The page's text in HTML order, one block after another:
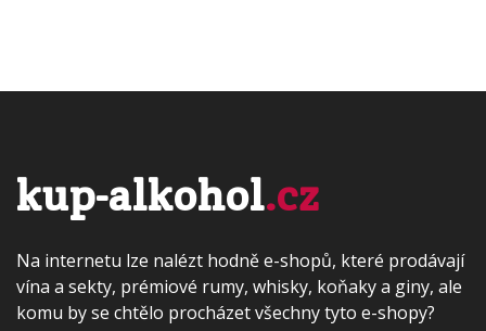
kup-alkohol.cz
Na internetu lze nalézt hodně e-shopů, které prodávají
vína a sekty, prémiové rumy, whisky, koňaky a giny, ale
komu by se chtělo procházet všechny tyto e-shopy?